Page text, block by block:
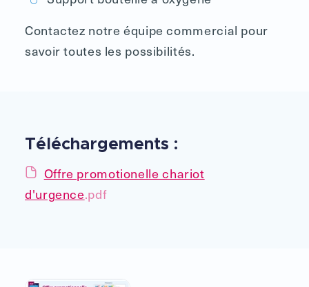
Contactez notre équipe commercial pour
savoir toutes les possibilités.
Téléchargements :
Offre promotionelle chariot
d'urgence.pdf